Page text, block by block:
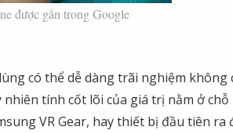
được gắn trong Google
có thể dễ dàng trãi nghiệm không
tính cốt lõi của giá trị nằm ở chỗ
VR Gear, hay thiết bị đầu tiên ra